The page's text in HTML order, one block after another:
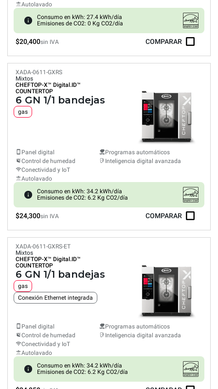
Autolavado
Consumo en kWh: 27.4 kWh/día
Emisiones de CO2: 0 Kg CO2/día
$20,400sin IVA COMPARAR
XADA-0611-GXRS
Mixtos
CHEFTOP-X™ Digital.ID™
COUNTERTOP
6 GN 1/1 bandejas
gas
Panel digital
Control de humedad
Conectividad y IoT
Autolavado
Programas automáticos
Inteligencia digital avanzada
Consumo en kWh: 34.2 kWh/día
Emisiones de CO2: 6.2 Kg CO2/día
$24,300sin IVA COMPARAR
XADA-0611-GXRS-ET
Mixtos
CHEFTOP-X™ Digital.ID™
COUNTERTOP
6 GN 1/1 bandejas
gas
Conexión Ethernet integrada
Panel digital
Control de humedad
Conectividad y IoT
Autolavado
Programas automáticos
Inteligencia digital avanzada
Consumo en kWh: 34.2 kWh/día
Emisiones de CO2: 6.2 Kg CO2/día